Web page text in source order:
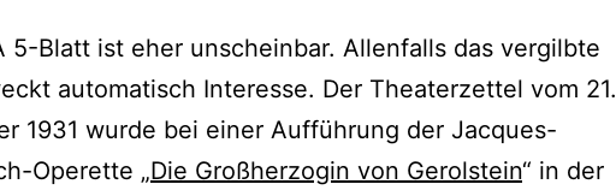
5-Blatt ist eher unscheinbar. Allenfalls das vergilbte
automatisch Interesse. Der Theaterzettel vom 21.
1931 wurde bei einer Aufführung der Jacques-
Operette „Die Großherzogin von Gerolstein“ in der